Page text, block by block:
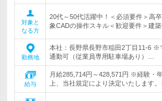
対象と
なる方
20代～50代活躍中！＜必須要件＞高
象CADの操作スキル＜歓迎要件＞建
勤務地
本社：長野県長野市稲田2丁目11-6
通勤可（従業員専用駐車場あり）…
給与
月給285,714円～428,571円 ※経験・
上、当社規定により決定いたします